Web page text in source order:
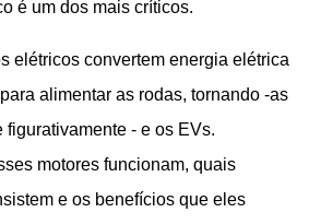
é um dos mais críticos.
elétricos convertem energia elétrica
alimentar as rodas, tornando -as
figurativamente - e os EVs.
motores funcionam, quais
e os benefícios que eles